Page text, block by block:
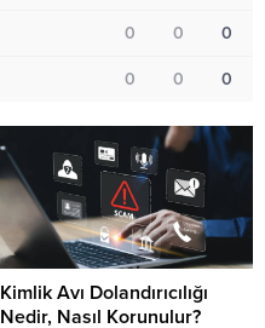
0 0 0
0 0 0
Kimlik Avı Dolandırıcılığı
Nedir, Nasıl Korunulur?